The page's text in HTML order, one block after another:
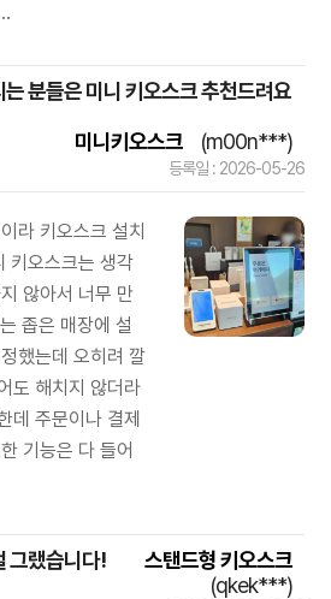
분들은 미니 키오스크 추천드려요
미니키오스크
(m00n***)
등록일 : 2026-05-26
라 키오스크 설치
키오스크는 생각
않아서 너무 만
좁은 매장에 설
했는데 오히려 깔
도 해치지 않더라
데 주문이나 결제
기능은 다 들어
그랬습니다!
스탠드형 키오스크
(qkek***)